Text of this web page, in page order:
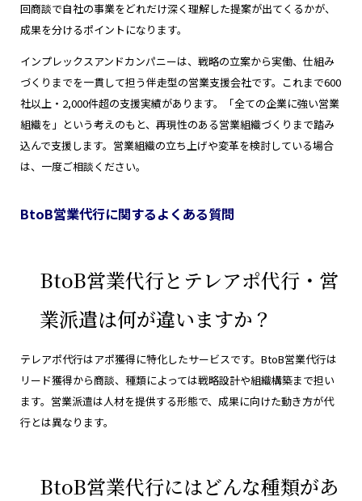
回商談で自社の事業をどれだけ深く理解した提案が出てくるかが、
成果を分けるポイントになります。
インプレックスアンドカンパニーは、戦略の立案から実働、仕組み
づくりまでを一貫して担う伴走型の営業支援会社です。これまで600
社以上・2,000件超の支援実績があります。「全ての企業に強い営業
組織を」という考えのもと、再現性のある営業組織づくりまで踏み
込んで支援します。営業組織の立ち上げや変革を検討している場合
は、一度ご相談ください。
BtoB営業代行に関するよくある質問
BtoB営業代行とテレアポ代行・営
業派遣は何が違いますか？
テレアポ代行はアポ獲得に特化したサービスです。BtoB営業代行は
リード獲得から商談、種類によっては戦略設計や組織構築まで担い
ます。営業派遣は人材を提供する形態で、成果に向けた動き方が代
行とは異なります。
BtoB営業代行にはどんな種類があ